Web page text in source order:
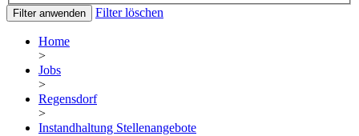
Filter anwenden Filter löschen
Home
>
Jobs
>
Regensdorf
>
Instandhaltung Stellenangebote